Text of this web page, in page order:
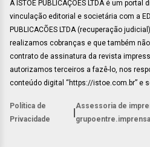
A ISTOÉ PUBLICAÇÕES LTDA é um
vinculação editorial e societária com a
PUBLICACÕES LTDA (recuperação
realizamos cobranças e que também
contrato de assinatura da revista
autorizamos terceiros a fazê-lo, nos
conteúdo digital “https://istoe.com.br” e
Política de
Privacidade
Assessoria de